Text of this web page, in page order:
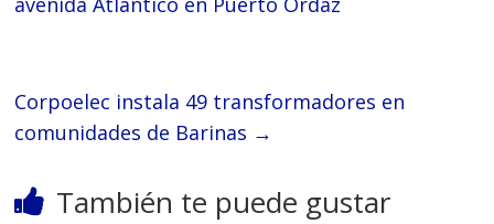
Corpoelec instala 49 transformadores en
comunidades de Barinas →
También te puede gustar